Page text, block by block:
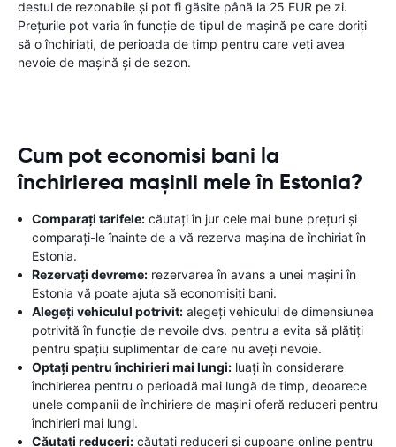
destul de rezonabile și pot fi găsite până la 25 EUR pe zi.
Prețurile pot varia în funcție de tipul de mașină pe care doriți
să o închiriați, de perioada de timp pentru care veți avea
nevoie de mașină și de sezon.
Cum pot economisi bani la
închirierea mașinii mele în Estonia?
Comparați tarifele: căutați în jur cele mai bune prețuri și
comparați-le înainte de a vă rezerva mașina de închiriat în
Estonia.
Rezervați devreme: rezervarea în avans a unei mașini în
Estonia vă poate ajuta să economisiți bani.
Alegeți vehiculul potrivit: alegeți vehiculul de dimensiunea
potrivită în funcție de nevoile dvs. pentru a evita să plătiți
pentru spațiu suplimentar de care nu aveți nevoie.
Optați pentru închirieri mai lungi: luați în considerare
închirierea pentru o perioadă mai lungă de timp, deoarece
unele companii de închiriere de mașini oferă reduceri pentru
închirieri mai lungi.
Căutați reduceri: căutați reduceri și cupoane online pentru